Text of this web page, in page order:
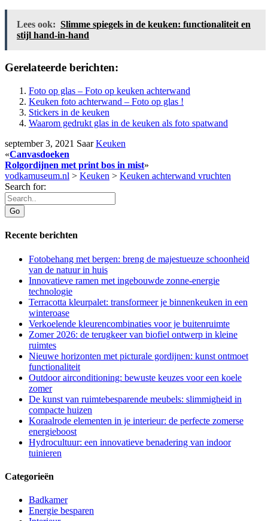
Lees ook: Slimme spiegels in de keuken: functionaliteit en
stijl hand-in-hand
Gerelateerde berichten:
Foto op glas – Foto op keuken achterwand
Keuken foto achterwand – Foto op glas !
Stickers in de keuken
Waarom gedrukt glas in de keuken als foto spatwand
september 3, 2021 Saar Keuken
«Canvasdoeken
Rolgordijnen met print bos in mist»
vodkamuseum.nl > Keuken > Keuken achterwand vruchten
Search for:
Recente berichten
Fotobehang met bergen: breng de majestueuze schoonheid
van de natuur in huis
Innovatieve ramen met ingebouwde zonne-energie
technologie
Terracotta kleurpalet: transformeer je binnenkeuken in een
winteroase
Verkoelende kleurencombinaties voor je buitenruimte
Zomer 2026: de terugkeer van biofiel ontwerp in kleine
ruimtes
Nieuwe horizonten met picturale gordijnen: kunst ontmoet
functionaliteit
Outdoor airconditioning: bewuste keuzes voor een koele
zomer
De kunst van ruimtebesparende meubels: slimmigheid in
compacte huizen
Koraalrode elementen in je interieur: de perfecte zomerse
energieboost
Hydrocultuur: een innovatieve benadering van indoor
tuinieren
Categorieën
Badkamer
Energie besparen